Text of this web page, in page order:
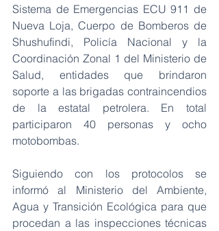
Sistema de Emergencias ECU 911 de
Nueva Loja, Cuerpo de Bomberos de
Shushufindi, Policía Nacional y la
Coordinación Zonal 1 del Ministerio de
Salud, entidades que brindaron
soporte a las brigadas contraincendios
de la estatal petrolera. En total
participaron 40 personas y ocho
motobombas.
Siguiendo con los protocolos se
informó al Ministerio del Ambiente,
Agua y Transición Ecológica para que
procedan a las inspecciones técnicas